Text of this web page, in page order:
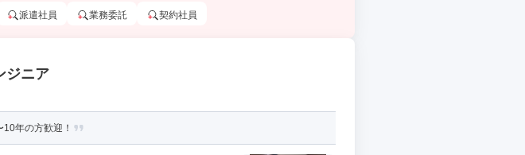
派遣社員 業務委託 契約社員
ジニア
年の方歓迎！